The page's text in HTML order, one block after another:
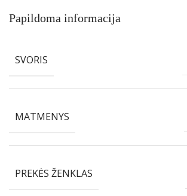
Papildoma informacija
SVORIS
MATMENYS
PREKĖS ŽENKLAS